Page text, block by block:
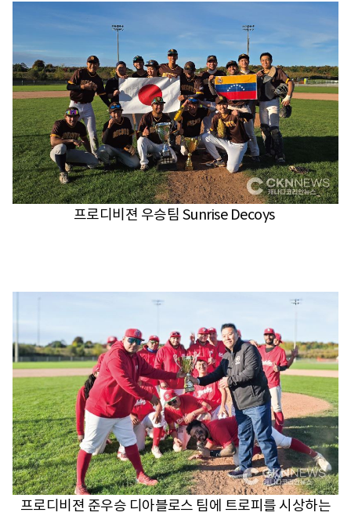
프로디비젼 우승팀 Sunrise Decoys
프로디비젼 준우승 디아블로스 팀에 트로피를 시상하는